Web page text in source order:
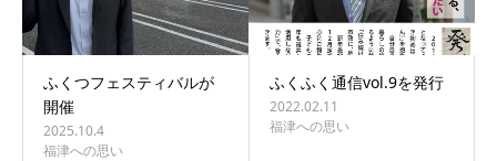
ふくつフェスティバルが
開催
2025.10.4
福津への思い
ふくふく通信vol.9を発行
2022.02.11
福津への思い